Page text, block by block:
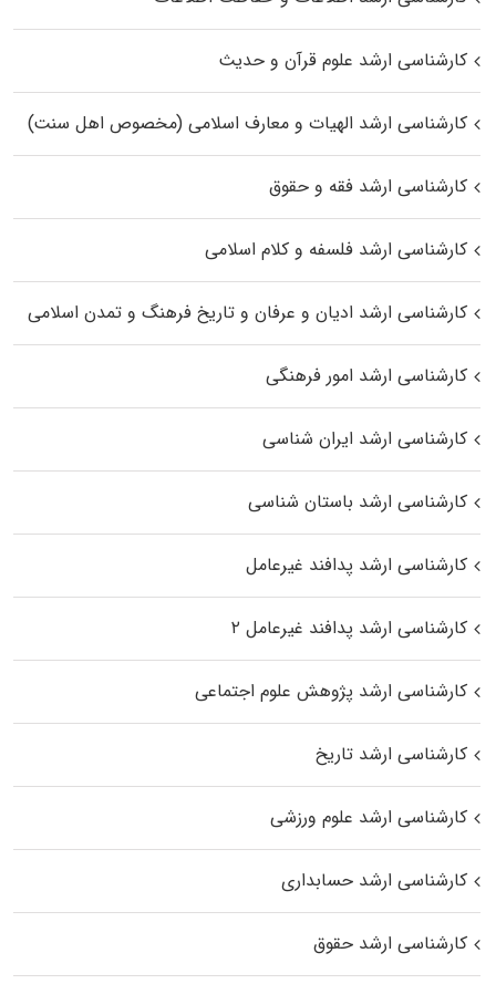
کارشناسی ارشد علوم قرآن و حدیث
کارشناسی ارشد الهیات و معارف اسلامی (مخصوص اهل سنت)
کارشناسی ارشد فقه و حقوق
کارشناسی ارشد فلسفه و کلام اسلامی
کارشناسی ارشد ادیان و عرفان و تاریخ فرهنگ و تمدن اسلامی
کارشناسی ارشد امور فرهنگی
کارشناسی ارشد ایران شناسی
کارشناسی ارشد باستان شناسی
کارشناسی ارشد پدافند غیرعامل
کارشناسی ارشد پدافند غیرعامل ۲
کارشناسی ارشد پژوهش علوم اجتماعی
کارشناسی ارشد تاریخ
کارشناسی ارشد علوم ورزشی
کارشناسی ارشد حسابداری
کارشناسی ارشد حقوق